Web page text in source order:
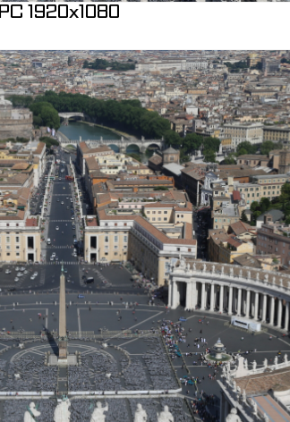
PC 1920x1080